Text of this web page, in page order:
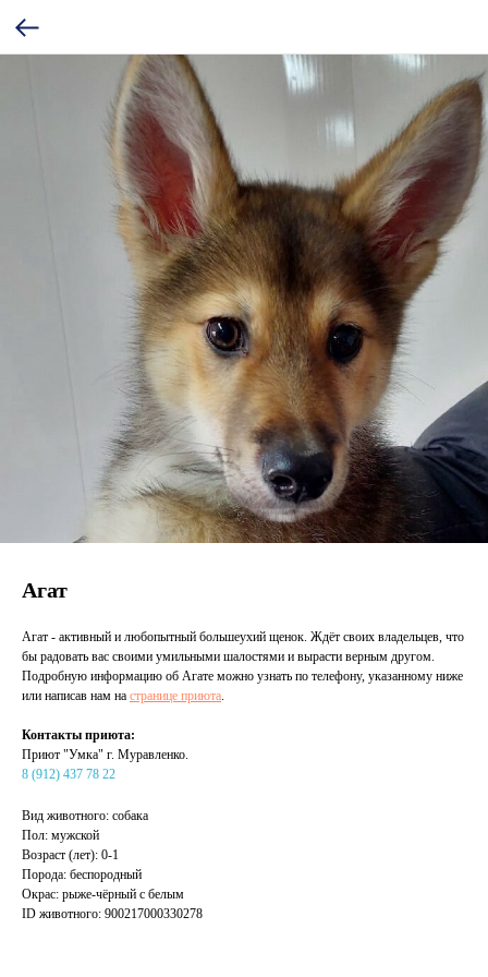
Агат
Агат - активный и любопытный большеухий щенок. Ждёт своих владельцев, что
бы радовать вас своими умильными шалостями и вырасти верным другом.
Подробную информацию об Агате можно узнать по телефону, указанному ниже
или написав нам на странице приюта.
Контакты приюта:
Приют "Умка" г. Муравленко.
8 (912) 437 78 22
Вид животного: собака
Пол: мужской
Возраст (лет): 0-1
Порода: беспородный
Окрас: рыже-чёрный с белым
ID животного: 900217000330278